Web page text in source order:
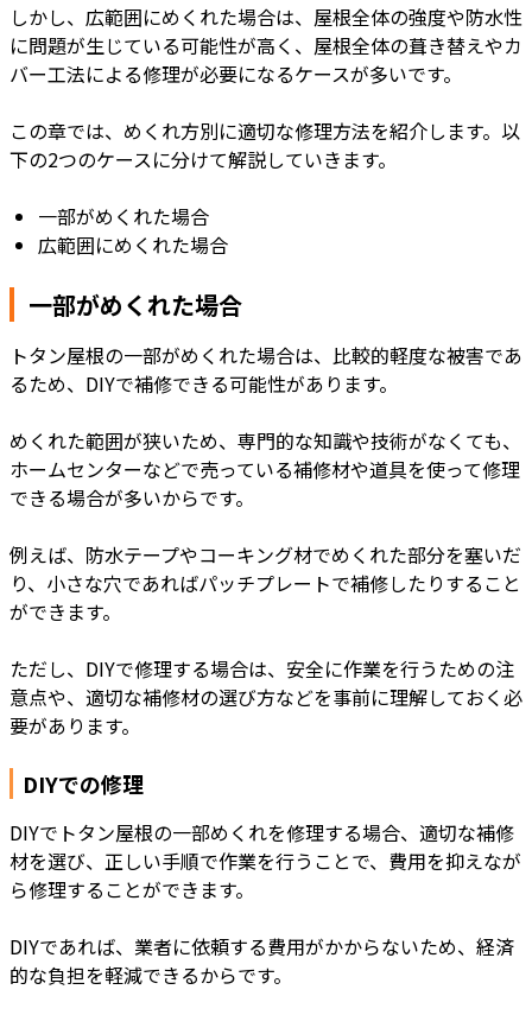
しかし、広範囲にめくれた場合は、屋根全体の強度や防水性
に問題が生じている可能性が高く、屋根全体の葺き替えやカ
バー工法による修理が必要になるケースが多いです。
この章では、めくれ方別に適切な修理方法を紹介します。以
下の2つのケースに分けて解説していきます。
一部がめくれた場合
広範囲にめくれた場合
一部がめくれた場合
トタン屋根の一部がめくれた場合は、比較的軽度な被害であ
るため、DIYで補修できる可能性があります。
めくれた範囲が狭いため、専門的な知識や技術がなくても、
ホームセンターなどで売っている補修材や道具を使って修理
できる場合が多いからです。
例えば、防水テープやコーキング材でめくれた部分を塞いだ
り、小さな穴であればパッチプレートで補修したりすること
ができます。
ただし、DIYで修理する場合は、安全に作業を行うための注
意点や、適切な補修材の選び方などを事前に理解しておく必
要があります。
DIYでの修理
DIYでトタン屋根の一部めくれを修理する場合、適切な補修
材を選び、正しい手順で作業を行うことで、費用を抑えなが
ら修理することができます。
DIYであれば、業者に依頼する費用がかからないため、経済
的な負担を軽減できるからです。